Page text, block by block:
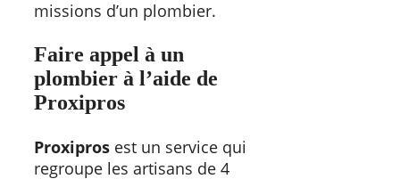
missions d’un plombier.
Faire appel à un
plombier à l’aide de
Proxipros
Proxipros est un service qui
regroupe les artisans de 4